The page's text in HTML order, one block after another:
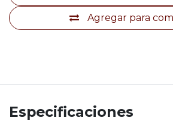
Agregar para
Especificaciones